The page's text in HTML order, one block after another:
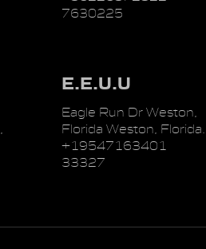
7630225
E.E.U.U
Eagle Run Dr Weston,
Florida Weston, Florida.
+19547163401
33327